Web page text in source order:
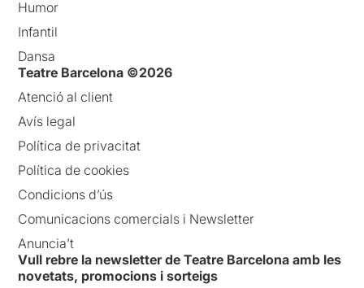
Humor
Infantil
Dansa
Teatre Barcelona ©2026
Atenció al client
Avís legal
Política de privacitat
Política de cookies
Condicions d’ús
Comunicacions comercials i Newsletter
Anuncia’t
Vull rebre la newsletter de Teatre Barcelona amb les
novetats, promocions i sorteigs